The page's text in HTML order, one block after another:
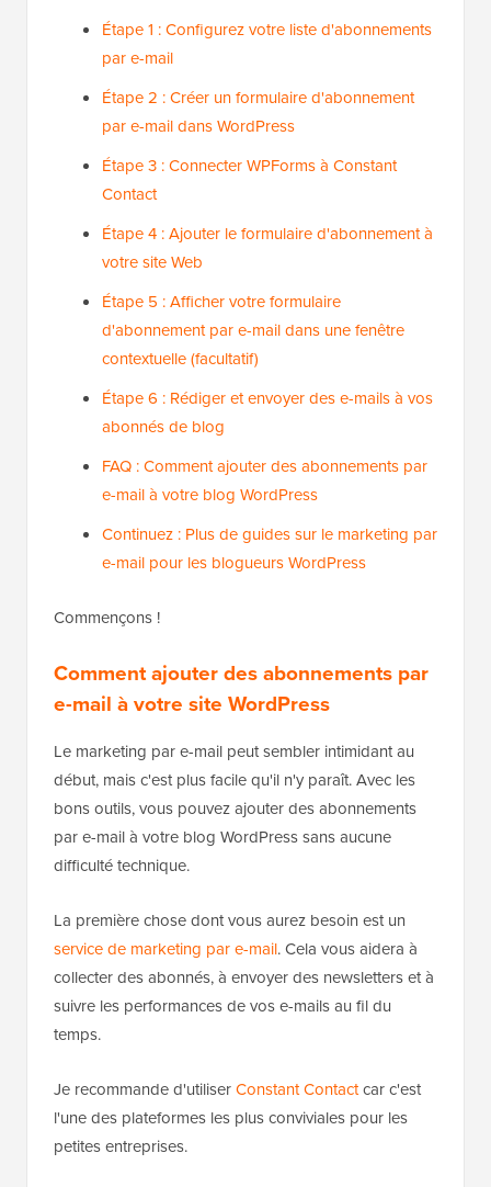
Étape 1 : Configurez votre liste d'abonnements
par e-mail
Étape 2 : Créer un formulaire d'abonnement
par e-mail dans WordPress
Étape 3 : Connecter WPForms à Constant
Contact
Étape 4 : Ajouter le formulaire d'abonnement à
votre site Web
Étape 5 : Afficher votre formulaire
d'abonnement par e-mail dans une fenêtre
contextuelle (facultatif)
Étape 6 : Rédiger et envoyer des e-mails à vos
abonnés de blog
FAQ : Comment ajouter des abonnements par
e-mail à votre blog WordPress
Continuez : Plus de guides sur le marketing par
e-mail pour les blogueurs WordPress
Commençons !
Comment ajouter des abonnements par
e-mail à votre site WordPress
Le marketing par e-mail peut sembler intimidant au
début, mais c'est plus facile qu'il n'y paraît. Avec les
bons outils, vous pouvez ajouter des abonnements
par e-mail à votre blog WordPress sans aucune
difficulté technique.
La première chose dont vous aurez besoin est un
service de marketing par e-mail. Cela vous aidera à
collecter des abonnés, à envoyer des newsletters et à
suivre les performances de vos e-mails au fil du
temps.
Je recommande d'utiliserConstant Contactcar c'est
l'une des plateformes les plus conviviales pour les
petites entreprises.